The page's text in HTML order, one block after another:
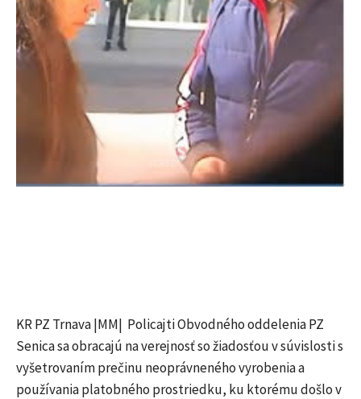
KR PZ Trnava |MM| Policajti Obvodného oddelenia PZ
Senica sa obracajú na verejnosť so žiadosťou v súvislosti s
vyšetrovaním prečinu neoprávneného vyrobenia a
používania platobného prostriedku, ku ktorému došlo v